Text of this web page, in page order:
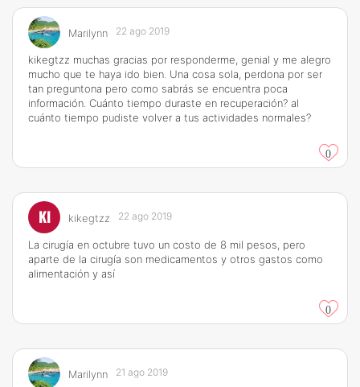
Marilynn 22 ago 2019
kikegtzz muchas gracias por responderme, genial y me alegro
mucho que te haya ido bien. Una cosa sola, perdona por ser
tan preguntona pero como sabrás se encuentra poca
información. Cuánto tiempo duraste en recuperación? al
cuánto tiempo pudiste volver a tus actividades normales?
0
KI kikegtzz 22 ago 2019
La cirugía en octubre tuvo un costo de 8 mil pesos, pero
aparte de la cirugía son medicamentos y otros gastos como
alimentación y así
0
Marilynn 21 ago 2019